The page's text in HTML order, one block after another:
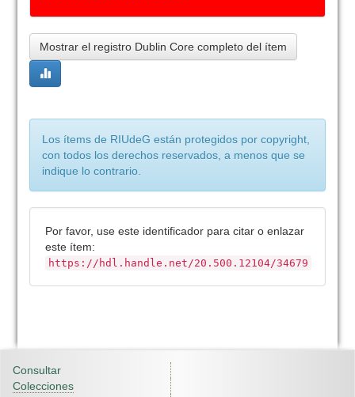
Mostrar el registro Dublin Core completo del ítem
Los ítems de RIUdeG están protegidos por copyright,
con todos los derechos reservados, a menos que se
indique lo contrario.
Por favor, use este identificador para citar o enlazar
este ítem:
https://hdl.handle.net/20.500.12104/34679
Consultar
Colecciones